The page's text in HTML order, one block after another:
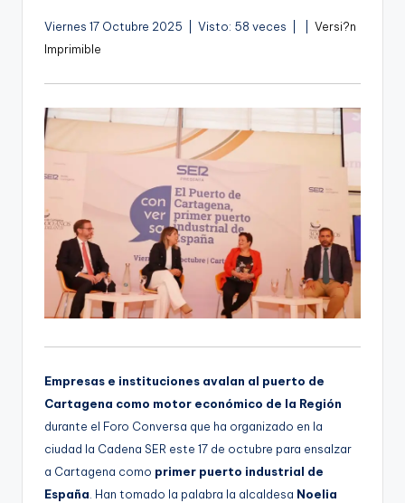
Viernes 17 Octubre 2025 | Visto: 58 veces |
Versi?n
Imprimible
Empresas e instituciones avalan al puerto de
Cartagena como motor económico de la Región
durante el Foro Conversa que ha organizado en la
ciudad la Cadena SER este 17 de octubre para ensalzar
a Cartagena como primer puerto industrial de
España. Han tomado la palabra la alcaldesa Noelia